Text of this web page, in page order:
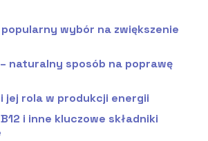
wybór na zwiększenie
naturalny sposób na poprawę
jej rola w produkcji energii
i inne kluczowe składniki